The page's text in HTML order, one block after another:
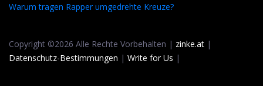
Warum tragen Rapper umgedrehte Kreuze?
Copyright ©2026 Alle Rechte Vorbehalten | zinke.at |
Datenschutz-Bestimmungen | Write for Us |